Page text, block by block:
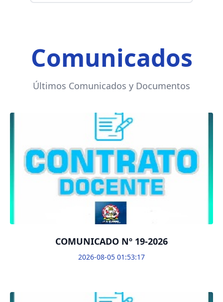
Comunicados
Últimos Comunicados y Documentos
COMUNICADO Nº 19-2026
2026-08-05 01:53:17